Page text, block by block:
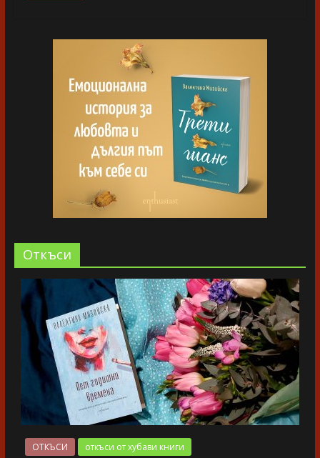
Oткъси
ОТКЪСИ откъси от хубави книги